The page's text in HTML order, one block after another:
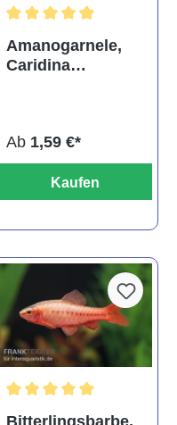
Amanogarnele,
Caridina
Ab 1,59 €*
Kaufen
5 von 5 Sternen